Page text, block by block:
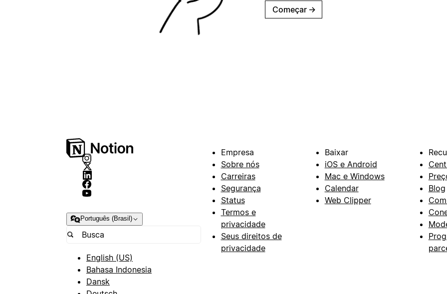
Começar →
Português (Brasil)
English (US)
Bahasa Indonesia
Dansk
Empresa
Sobre nós
Carreiras
Segurança
Status
Termos e
privacidade
Seus direitos de
privacidade
Baixar
iOS e Android
Mac e Windows
Calendar
Web Clipper
Blog